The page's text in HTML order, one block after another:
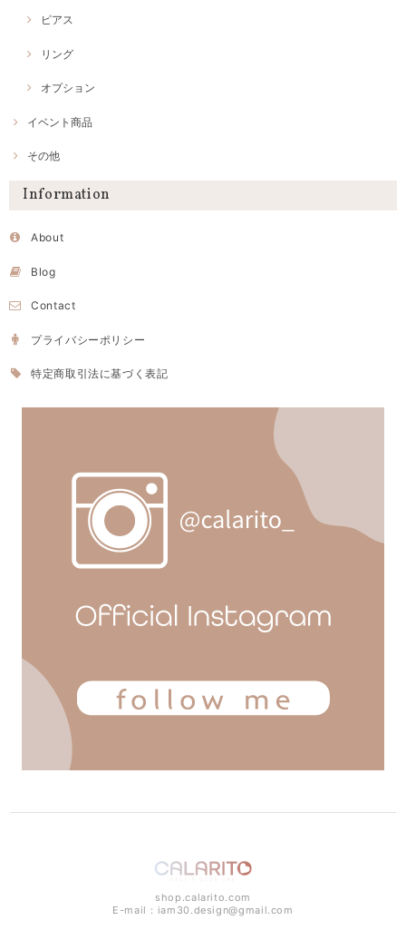
ピアス
リング
オプション
イベント商品
その他
Information
About
Blog
Contact
プライバシーポリシー
特定商取引法に基づく表記
shop.calarito.com
E-mail： iam30.design@gmail.com